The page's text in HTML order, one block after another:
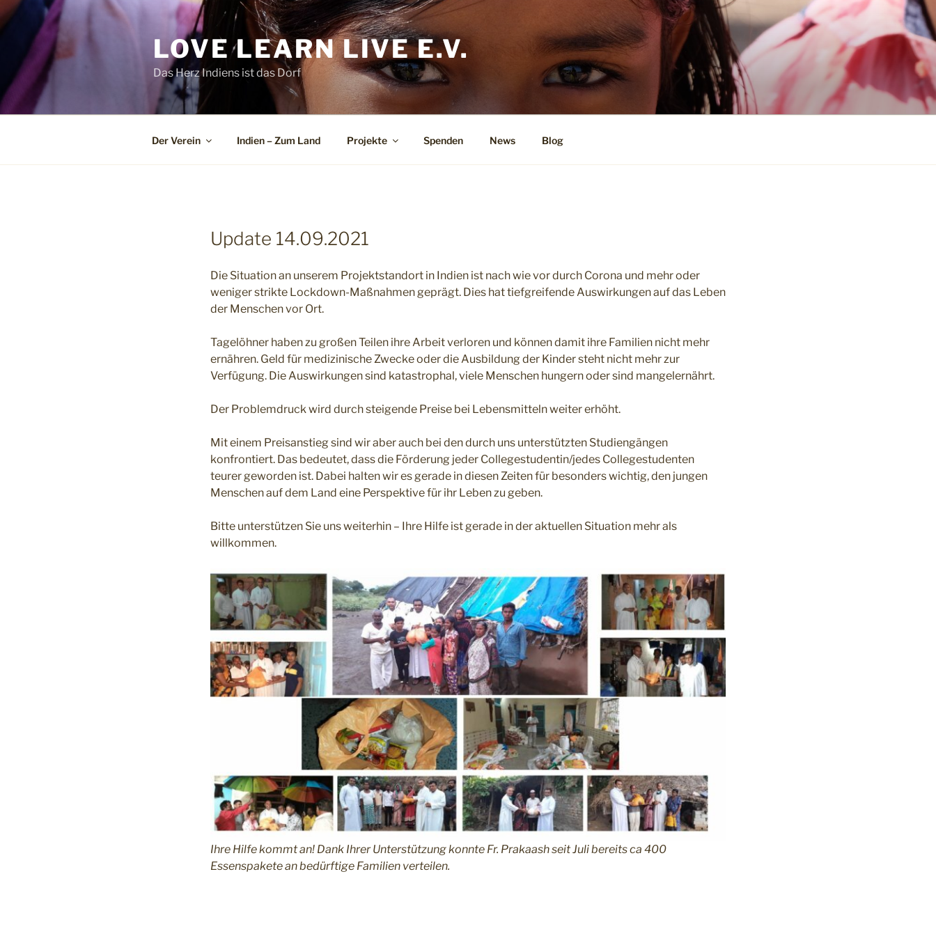
Zum
Inhalt
springen
LOVE LEARN LIVE E.V.
Das Herz Indiens ist das Dorf
Der Verein Indien – Zum Land Projekte Spenden News Blog
Update 14.09.2021
Die Situation an unserem Projektstandort in Indien ist nach wie vor durch Corona und mehr oder
weniger strikte Lockdown-Maßnahmen geprägt. Dies hat tiefgreifende Auswirkungen auf das Leben
der Menschen vor Ort.
Tagelöhner haben zu großen Teilen ihre Arbeit verloren und können damit ihre Familien nicht mehr
ernähren. Geld für medizinische Zwecke oder die Ausbildung der Kinder steht nicht mehr zur
Verfügung. Die Auswirkungen sind katastrophal, viele Menschen hungern oder sind mangelernährt.
Der Problemdruck wird durch steigende Preise bei Lebensmitteln weiter erhöht.
Mit einem Preisanstieg sind wir aber auch bei den durch uns unterstützten Studiengängen
konfrontiert. Das bedeutet, dass die Förderung jeder Collegestudentin/jedes Collegestudenten
teurer geworden ist. Dabei halten wir es gerade in diesen Zeiten für besonders wichtig, den jungen
Menschen auf dem Land eine Perspektive für ihr Leben zu geben.
Bitte unterstützen Sie uns weiterhin – Ihre Hilfe ist gerade in der aktuellen Situation mehr als
willkommen.
Ihre Hilfe kommt an! Dank Ihrer Unterstützung konnte Fr. Prakaash seit Juli bereits ca 400
Essenspakete an bedürftige Familien verteilen.